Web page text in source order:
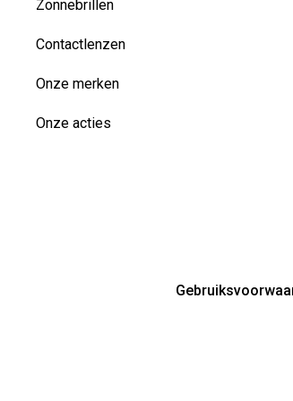
Zonnebrillen
Contactlenzen
Onze merken
Onze acties